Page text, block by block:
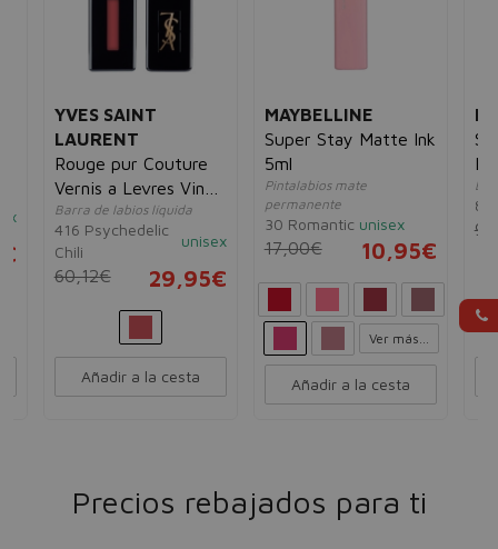
YVES SAINT
LAURENT
Rouge pur Couture
Vernis a Levres Vinyl
Cream
Barra de labios líquida
416 Psychedelic
Chili
unisex
60,12€ 29,95€
Añadir a la cesta
MAYBELLINE
Super Stay Matte Ink
5ml
Pintalabios mate
permanente
30 Romantic unisex
17,00€ 10,95€
Ver más...
Añadir a la cesta
Precios rebajados para ti